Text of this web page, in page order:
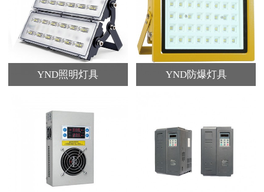
YND照明灯具 YND防爆灯具